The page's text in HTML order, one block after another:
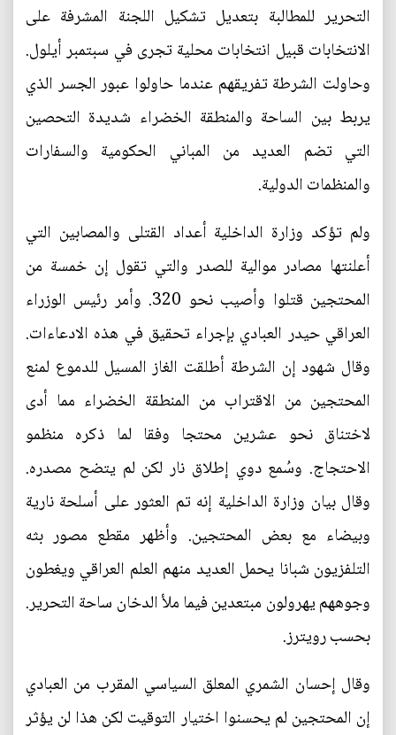
التحرير للمطالبة بتعديل تشكيل اللجنة المشرفة على
الانتخابات قبيل انتخابات محلية تجرى في سبتمبر أيلول.
وحاولت الشرطة تفريقهم عندما حاولوا عبور الجسر الذي
يربط بين الساحة والمنطقة الخضراء شديدة التحصين
التي تضم العديد من المباني الحكومية والسفارات
والمنظمات الدولية.
ولم تؤكد وزارة الداخلية أعداد القتلى والمصابين التي
أعلنتها مصادر موالية للصدر والتي تقول إن خمسة من
المحتجين قتلوا وأصيب نحو 320. وأمر رئيس الوزراء
العراقي حيدر العبادي بإجراء تحقيق في هذه الادعاءات.
وقال شهود إن الشرطة أطلقت الغاز المسيل للدموع لمنع
المحتجين من الاقتراب من المنطقة الخضراء مما أدى
لاختناق نحو عشرين محتجا وفقا لما ذكره منظمو
الاحتجاج. وسُمع دوي إطلاق نار لكن لم يتضح مصدره.
وقال بيان وزارة الداخلية إنه تم العثور على أسلحة نارية
وبيضاء مع بعض المحتجين. وأظهر مقطع مصور بثه
التلفزيون شبانا يحمل العديد منهم العلم العراقي ويغطون
وجوههم يهرولون مبتعدين فيما ملأ الدخان ساحة التحرير.
بحسب رويترز.
وقال إحسان الشمري المعلق السياسي المقرب من العبادي
إن المحتجين لم يحسنوا اختيار التوقيت لكن هذا لن يؤثر